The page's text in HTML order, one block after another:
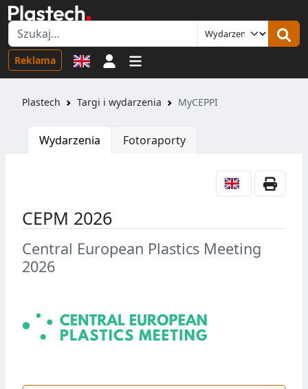
Reklama Logowanie
Plastech Targi i wydarzenia MyCEPPI
Wydarzenia Fotoraporty
CEPM 2026
Central European Plastics Meeting
2026